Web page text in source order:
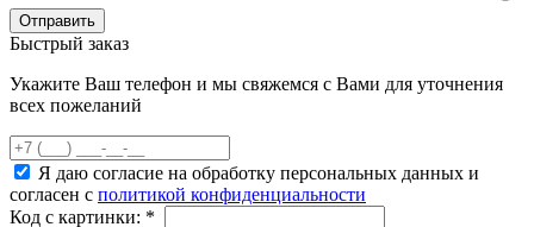
Быстрый заказ
Укажите Ваш телефон и мы свяжемся с Вами для уточнения
всех пожеланий
Я даю согласие на обработку персональных данных и
согласен с политикой конфиденциальности
Код с картинки: *